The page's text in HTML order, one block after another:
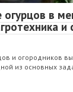
в
и
и огородников
из основных